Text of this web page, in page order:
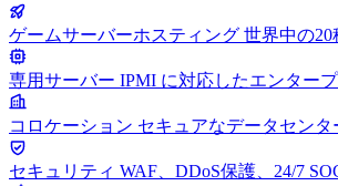
ゲームサーバーホスティング 世界中の20
専用サーバー IPMI に対応したエンター
コロケーション セキュアなデータセンタ
セキュリティ WAF、DDoS保護、24/7